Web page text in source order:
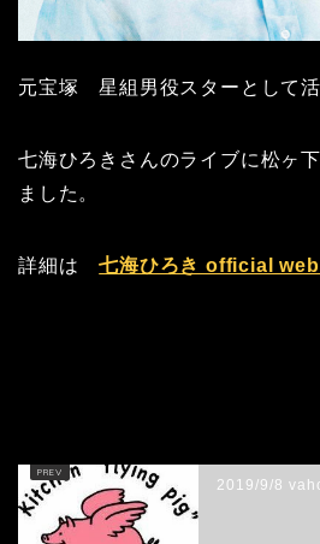
元宝塚 星組男役スターとして
七海ひろきさんのライブに松ヶ
ました。
詳細は七海ひろき official
2019/9/8